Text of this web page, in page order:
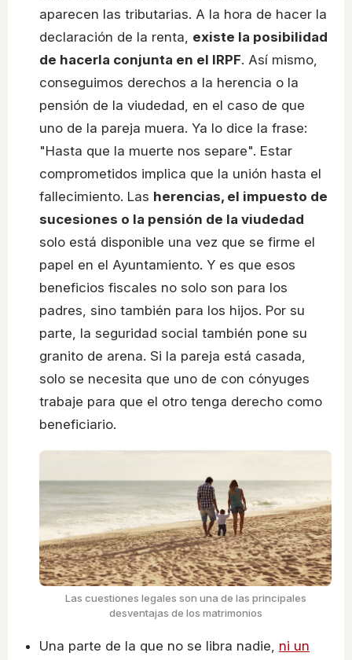
aparecen las tributarias. A la hora de hacer la
declaración de la renta, existe la posibilidad
de hacerla conjunta en el IRPF. Así mismo,
conseguimos derechos a la herencia o la
pensión de la viudedad, en el caso de que
uno de la pareja muera. Ya lo dice la frase:
"Hasta que la muerte nos separe". Estar
comprometidos implica que la unión hasta el
fallecimiento. Las herencias, el impuesto de
sucesiones o la pensión de la viudedad
solo está disponible una vez que se firme el
papel en el Ayuntamiento. Y es que esos
beneficios fiscales no solo son para los
padres, sino también para los hijos. Por su
parte, la seguridad social también pone su
granito de arena. Si la pareja está casada,
solo se necesita que uno de con cónyuges
trabaje para que el otro tenga derecho como
beneficiario.
Las cuestiones legales son una de las principales
desventajas de los matrimonios
Una parte de la que no se libra nadie, ni un